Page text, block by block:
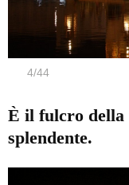
4/44
È il fulcro della
splendente.